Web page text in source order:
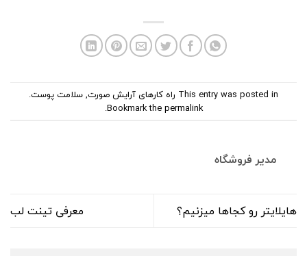
This entry was posted in راه کارهای آرایش صورت,سلامت پوست.
Bookmark thepermalink
.
مدیر فروشگاه
هایلایتر رو کجاها میزنیم؟ معرفی تینت لب